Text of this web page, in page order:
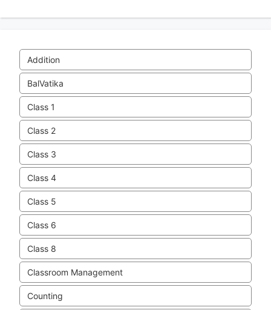
Addition
BalVatika
Class 1
Class 2
Class 3
Class 4
Class 5
Class 6
Class 8
Classroom Management
Counting